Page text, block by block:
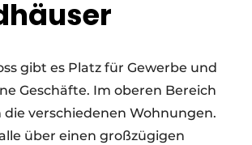
gibt es Platz für Gewerbe und
Geschäfte. Im oberen Bereich
die verschiedenen Wohnungen.
über einen großzügigen